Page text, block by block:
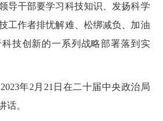
导干部要学习科技知识、发扬科学
工作者排忧解难、松绑减负、加油
技创新的一系列战略部署落到实
年2月21日在二十届中央政治局
话。